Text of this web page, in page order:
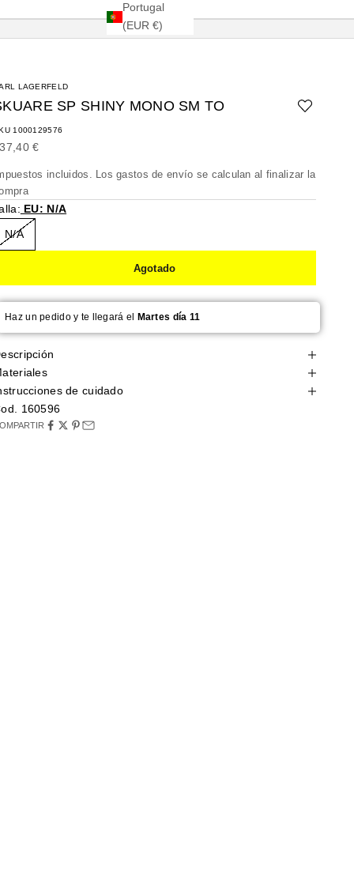
Portugal
(EUR €)
LAGERFELD
SP SHINY MONO SM TO
1000129576
de oferta
€
incluidos. Losgastos de envío se calculan al finalizar la
EU: N/A
N/A
Agotado
Haz un pedido y te llegará el Martes día 11
de cuidado
160596